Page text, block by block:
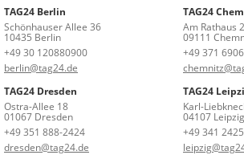
TAG24 Berlin
Schönhauser Allee 36
10435 Berlin
+49 30 120880900
berlin@tag24.de
TAG24
Am Rathaus 2
09111
+49 371
TAG24 Dresden
Ostra-Allee 18
01067 Dresden
+49 351 888-2424
dresden@tag24.de
TAG24
Karl-
04107 Leipzig
+49 341